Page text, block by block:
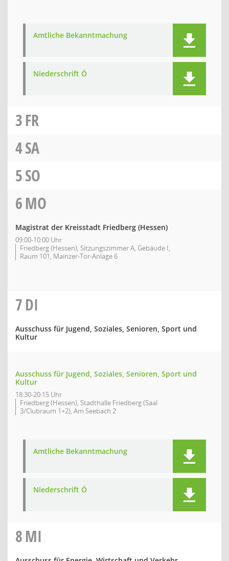
Amtliche Bekanntmachung
Niederschrift Ö
3FR
4SA
5SO
6MO
Magistrat der Kreisstadt Friedberg (Hessen)
09:00-10:00 Uhr
Friedberg (Hessen), Sitzungszimmer A, Gebäude I,
Raum 101, Mainzer-Tor-Anlage 6
7DI
Ausschuss für Jugend, Soziales, Senioren, Sport und
Kultur
Ausschuss für Jugend, Soziales, Senioren, Sport und
Kultur
18:30-20:15 Uhr
Friedberg (Hessen), Stadthalle Friedberg (Saal
3/Clubraum 1+2), Am Seebach 2
Amtliche Bekanntmachung
Niederschrift Ö
8MI